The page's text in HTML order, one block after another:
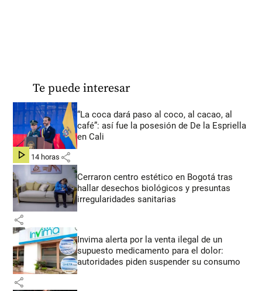
Te puede interesar
“La coca dará paso al coco, al cacao, al
café”: así fue la posesión de De la Espriella
en Cali
hace 14 horas share
Cerraron centro estético en Bogotá tras
hallar desechos biológicos y presuntas
irregularidades sanitarias
share
Invima alerta por la venta ilegal de un
supuesto medicamento para el dolor:
autoridades piden suspender su consumo
share